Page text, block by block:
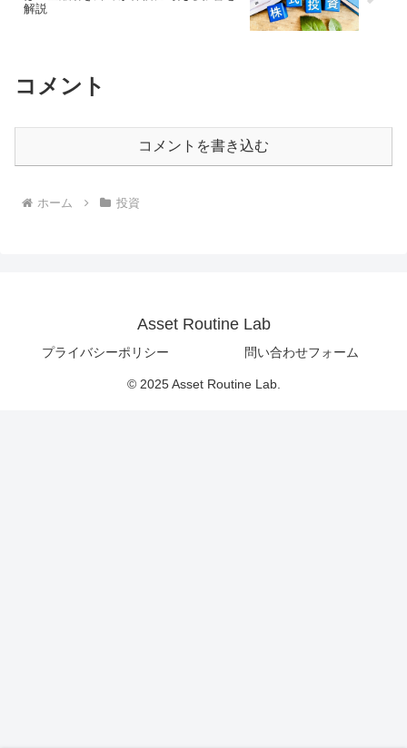
解説
コメント
コメントを書き込む
ホーム 投資
Asset Routine Lab
プライバシーポリシー 問い合わせフォーム
© 2025 Asset Routine Lab.